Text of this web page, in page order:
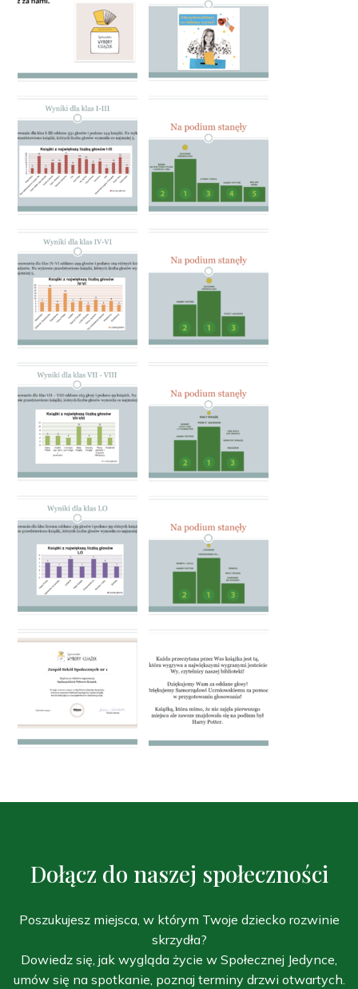
Dołącz do naszej społeczności
Poszukujesz miejsca, w którym Twoje dziecko rozwinie
skrzydła?
Dowiedz się, jak wygląda życie w Społecznej Jedynce,
umów się na spotkanie, poznaj terminy drzwi otwartych.